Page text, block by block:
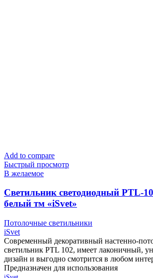
Add to compare
Быстрый просмотр
В желаемое
Cветильник светодиодный PTL-
белый тм «iSvet»
Потолочные светильники
iSvet
Современный декоративный настенно-
светильник PTL 102, имеет лаконичный,
дизайн и выгодно смотрится в любом
Предназначен для использования